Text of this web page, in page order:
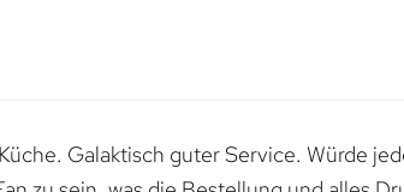
Galaktisch guter Service. Würde